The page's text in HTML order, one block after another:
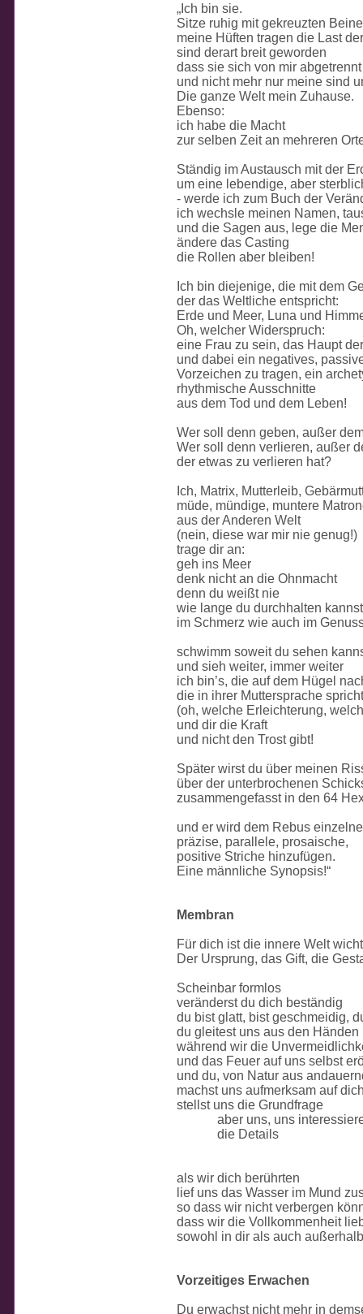
„Ich bin sie.
Sitze ruhig mit gekreuzten
meine Hüften tragen die Last
sind derart breit geworden
dass sie sich von mir
und nicht mehr nur meine sind
Die ganze Welt mein Zuhause.
Ebenso:
ich habe die Macht
zur selben Zeit an mehreren
Ständig im Austausch mit der
um eine lebendige, aber
- werde ich zum Buch der
ich wechsle meinen Namen,
und die Sagen aus, lege die
ändere das Casting
die Rollen aber bleiben!
Ich bin diejenige, die mit dem
der das Weltliche entspricht:
Erde und Meer, Luna und
Oh, welcher Widerspruch:
eine Frau zu sein, das Haupt
und dabei ein negatives,
Vorzeichen zu tragen, ein
rhythmische Ausschnitte
aus dem Tod und dem Leben!
Wer soll denn geben, außer
Wer soll denn verlieren, außer
der etwas zu verlieren hat?
Ich, Matrix, Mutterleib,
müde, mündige, muntere
aus der Anderen Welt
(nein, diese war mir nie genug!)
trage dir an:
geh ins Meer
denk nicht an die Ohnmacht
denn du weißt nie
wie lange du durchhalten kannst
im Schmerz wie auch im
schwimm soweit du sehen
und sieh weiter, immer weiter
ich bin’s, die auf dem Hügel
die in ihrer Muttersprache spricht
(oh, welche Erleichterung,
und dir die Kraft
und nicht den Trost gibt!
Später wirst du über meinen
über der unterbrochenen
zusammengefasst in den 64
und er wird dem Rebus einzelne
präzise, parallele, prosaische,
positive Striche hinzufügen.
Eine männliche Synopsis!“
Membran
Für dich ist die innere Welt
Der Ursprung, das Gift, die
Scheinbar formlos
veränderst du dich beständig
du bist glatt, bist geschmeidig,
du gleitest uns aus den Händen
während wir die
und das Feuer auf uns selbst
und du, von Natur aus
machst uns aufmerksam auf
stellst uns die Grundfrage
aber uns, uns
die Details
als wir dich berührten
lief uns das Wasser im Mund
so dass wir nicht verbergen
dass wir die Vollkommenheit
sowohl in dir als auch
Vorzeitiges Erwachen
Du erwachst nicht mehr in